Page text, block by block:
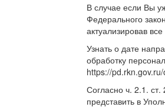
В случае если Вы
Федерального
актуализировав
Узнать о дате
обработку
https://
Согласно ч. 2.1.
представить в